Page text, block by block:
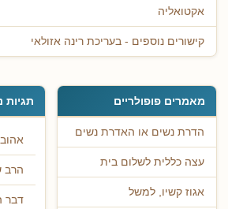
אקטואליה
קישורים נוספים - בעריכת רינה אזולאי
מאמרים פופולריים
הדרת נשים או האדרת נשים
עצה כללית לשלום בית
אגוז קשיו, למשל
תגיות
הרב
דבר